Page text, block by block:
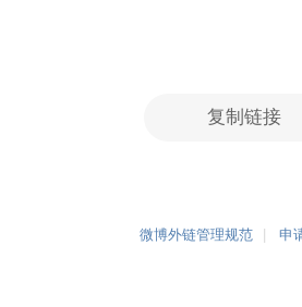
复制链接
微博外链管理规范 申